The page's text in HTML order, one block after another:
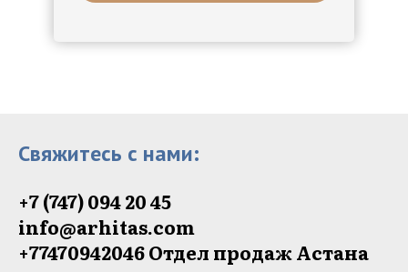
Свяжитесь с нами:
+7 (747) 094 20 45
info@arhitas.com
+77470942046‬ Отдел продаж Астана